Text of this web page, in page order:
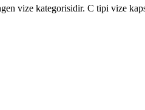
vize kategorisidir. C tipi vize